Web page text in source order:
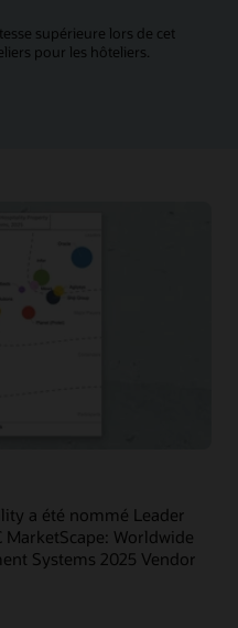
supérieure lors de cet
pour les hôteliers.
a été nommé Leader
MarketScape: Worldwide
Systems 2025 Vendor